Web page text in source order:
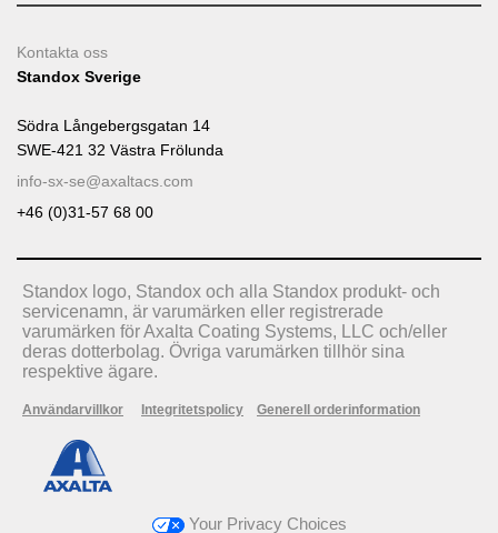
Kontakta oss
Standox Sverige
Södra Långebergsgatan 14
SWE-421 32 Västra Frölunda
info-sx-se@axaltacs.com
+46 (0)31-57 68 00
Standox logo, Standox och alla Standox produkt- och
servicenamn, är varumärken eller registrerade
varumärken för Axalta Coating Systems, LLC och/eller
deras dotterbolag. Övriga varumärken tillhör sina
respektive ägare.
Användarvillkor Integritetspolicy Generell orderinformation
Your Privacy Choices